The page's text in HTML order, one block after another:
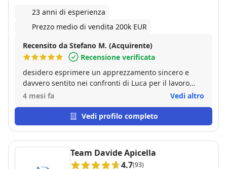
23 anni di esperienza
Prezzo medio di vendita 200k EUR
Recensito da Stefano M. (Acquirente)
Recensione verificata
desidero esprimere un apprezzamento sincero e
davvero sentito nei confronti di Luca per il lavoro
svolto durante tutto il percorso che mi ha portato
momento si è distinto per un approccio
estremamente professionale, serio e affidabile, ma
cui troppo spesso ci si imbatte in figure frettolose,
superficiali o eccessivamente orientate al proprio
4 mesi fa Vedi altro
Vedi profilo completo
Team Davide Apicella
4.7(93)